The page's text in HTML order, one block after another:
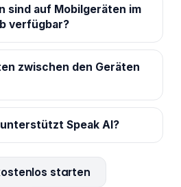
sind auf Mobilgeräten im
verfügbar?
zwischen den Geräten
Speak AI?
starten